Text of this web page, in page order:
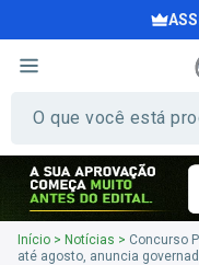
Início > Notícias > Concurso
até agosto, anuncia